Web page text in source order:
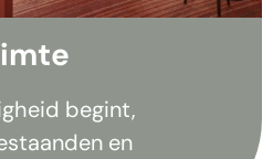
begint,
en